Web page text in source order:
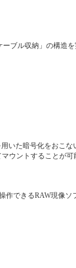
ブル収納」の構造
いた暗号化をおこな
ウントすることが可
できるRAW現像ソ